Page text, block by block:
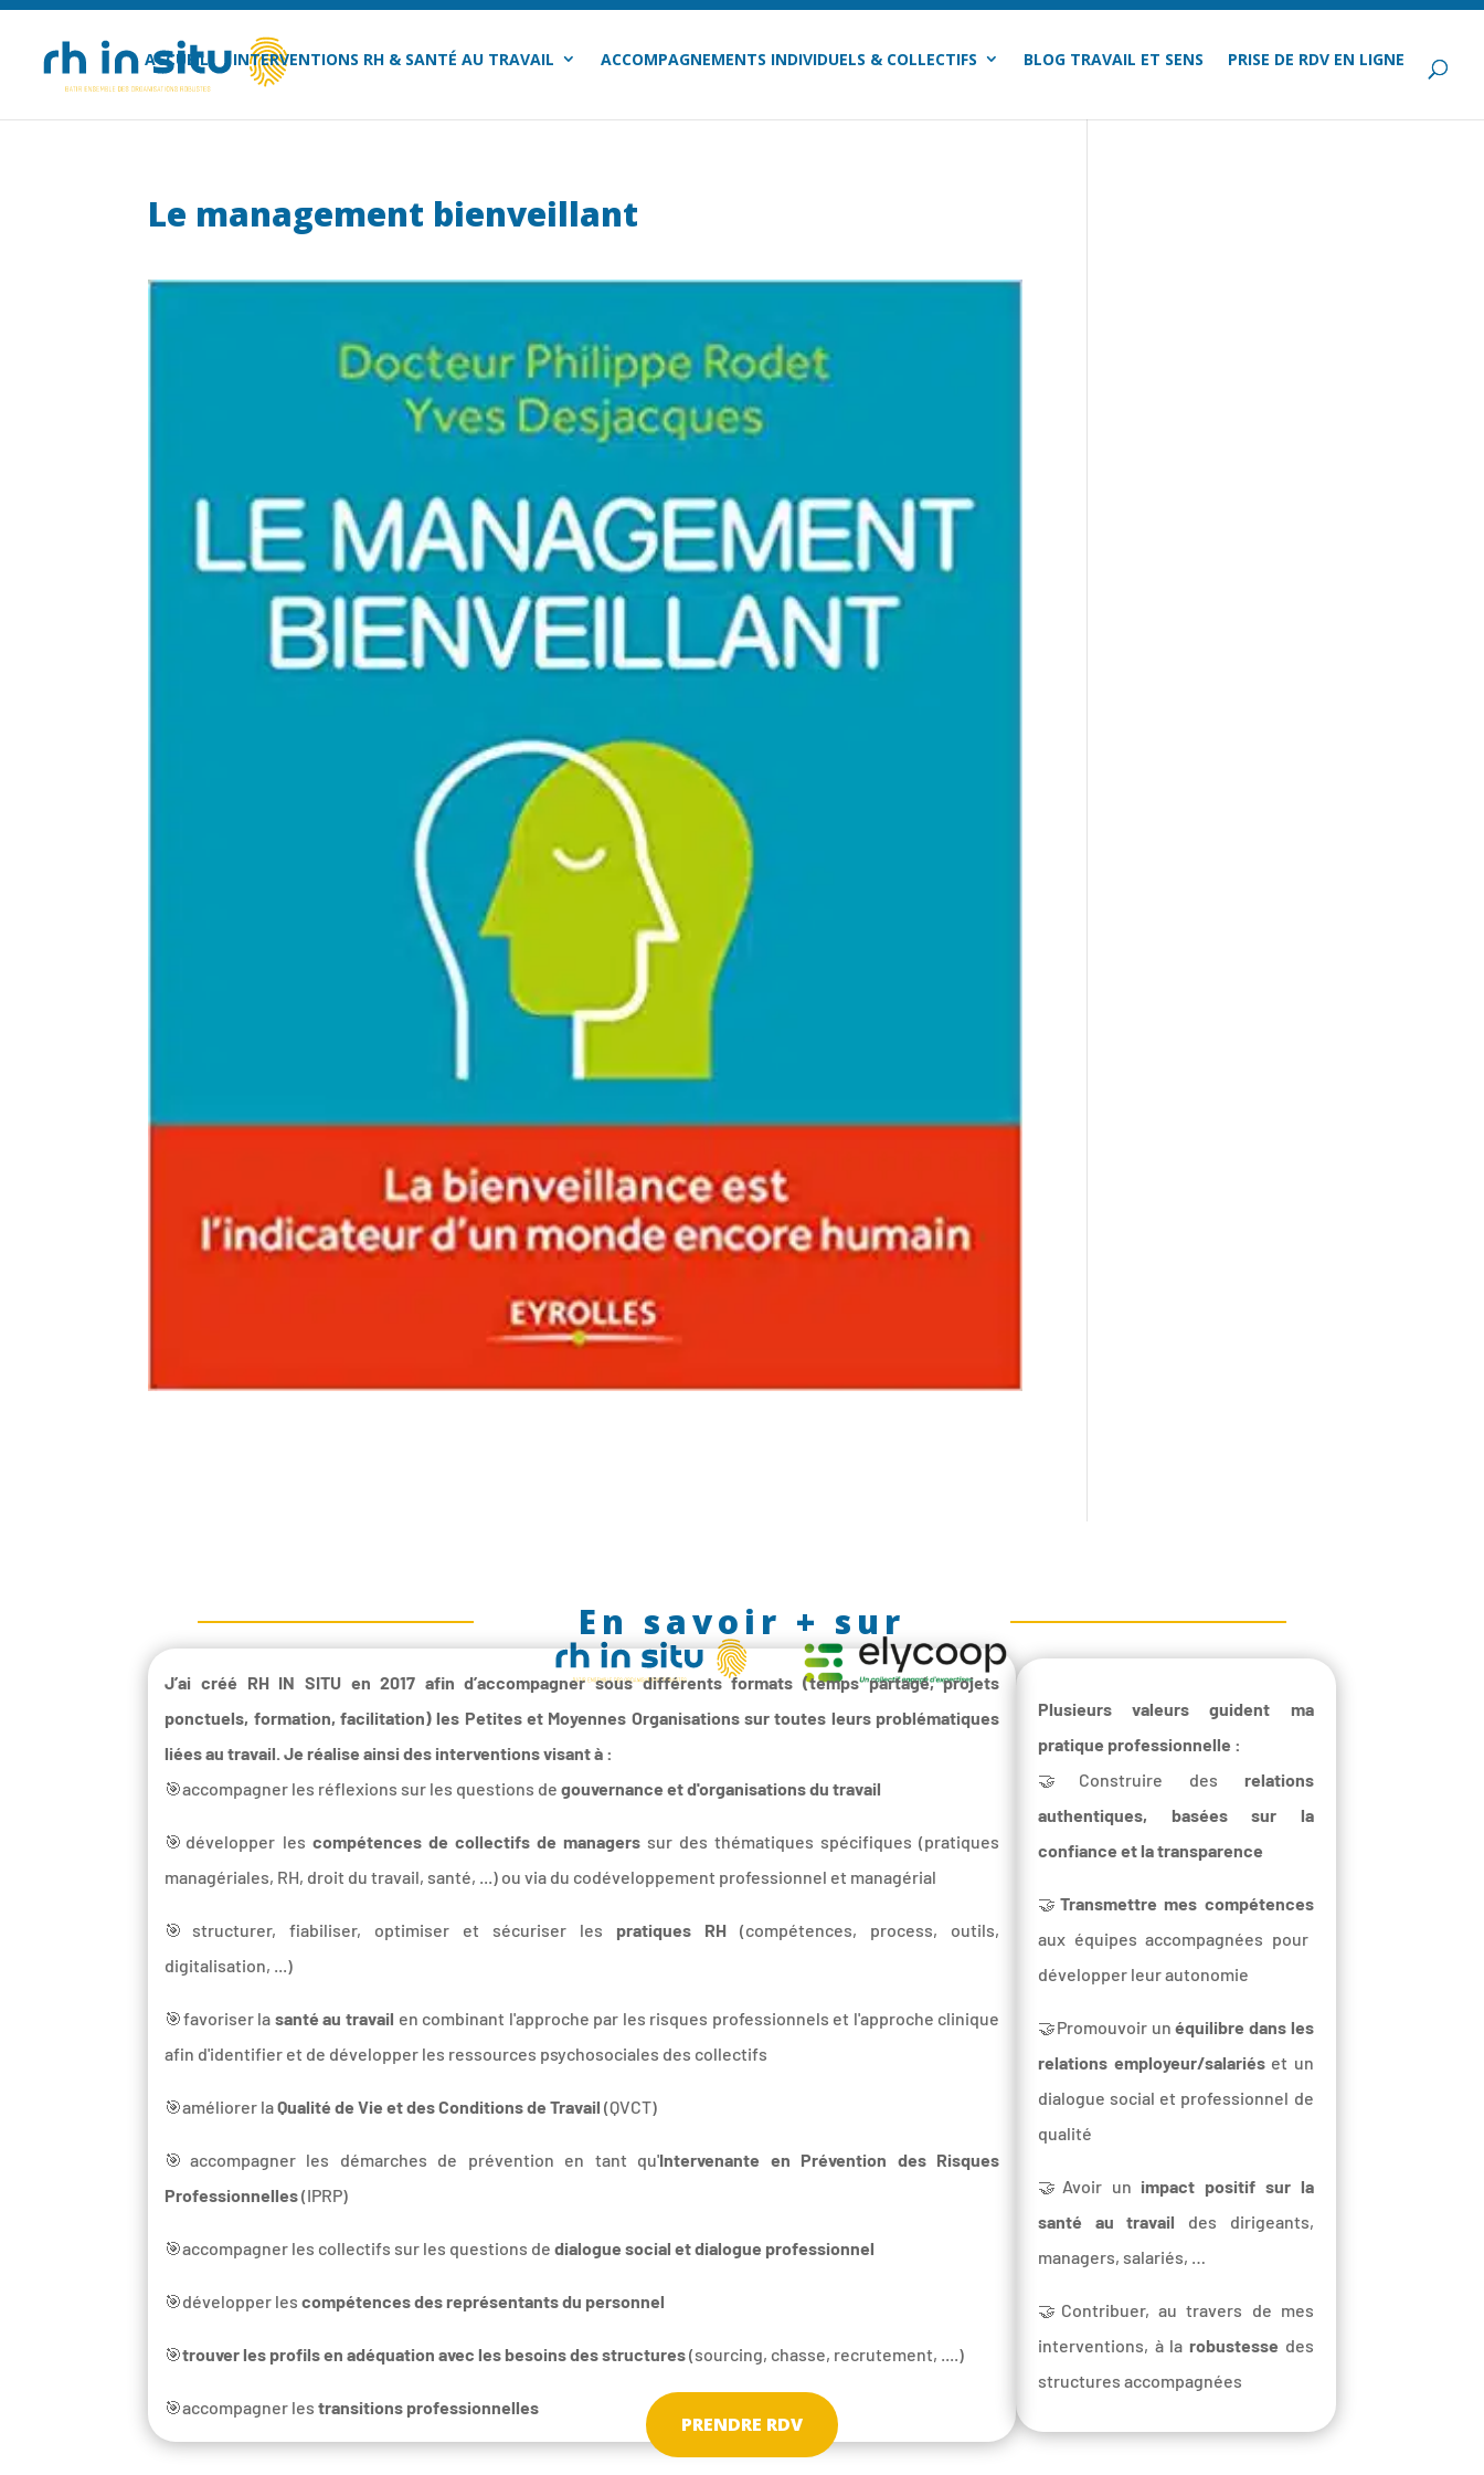
ACCUEIL INTERVENTIONS RH & SANTÉ AU TRAVAIL ACCOMPAGNEMENTS INDIVIDUELS & COLLECTIFS BLOG TRAVAIL ET SENS PRISE DE RDV EN LIGNE
Le management bienveillant
En savoir + sur
J’ai créé RH IN SITU en 2017 afin d’accompagner sous différents formats (temps partagé, projets
ponctuels, formation, facilitation) les Petites et Moyennes Organisations sur toutes leurs problématiques
liées au travail. Je réalise ainsi des interventions visant à :
🎯accompagner les réflexions sur les questions degouvernance et d'organisations du travail
🎯développer les compétences de collectifs de managers sur des thématiques spécifiques (pratiques
managériales, RH, droit du travail, santé, ...) ou via du codéveloppement professionnel et managérial
🎯structurer, fiabiliser, optimiser et sécuriser les pratiques RH (compétences, process, outils,
digitalisation, ...)
🎯favoriser la santé au travail en combinant l'approche par les risques professionnels et l'approche clinique
afin d'identifier et de développer les ressources psychosociales des collectifs
🎯améliorer laQualité de Vie et des Conditions de Travail (QVCT)
🎯accompagner les démarches de prévention en tant qu'Intervenante en Prévention des Risques
Professionnelles(IPRP)
🎯accompagner les collectifs sur les questions dedialogue social et dialogue professionnel
🎯développer lescompétences des représentants du personnel
🎯trouver les profils en adéquation avec les besoins des structures(sourcing, chasse, recrutement, ....)
🎯accompagner lestransitions professionnelles
Plusieurs valeurs guident ma
pratique professionnelle :
🤝Construire des relations
authentiques, basées sur la
confiance et la transparence
🤝 Transmettre mes compétences
aux équipes accompagnées pour
développer leur autonomie
🤝Promouvoir unéquilibre dans les
relations employeur/salariéset un
dialogue social et professionnel de
qualité
🤝Avoir un impact positif sur la
santé au travail des dirigeants,
managers, salariés, …
🤝Contribuer, au travers de mes
interventions, à la robustesse des
structures accompagnées
PRENDRE RDV